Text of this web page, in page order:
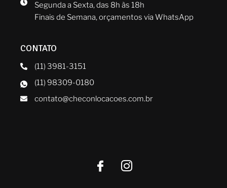
CONTATO
(11) 3981-3151
(11) 98309-0180
contato@checonlocacoes.com.br
Segunda a Sexta, das 8h às 18h
Finais de Semana, orçamentos via WhatsApp